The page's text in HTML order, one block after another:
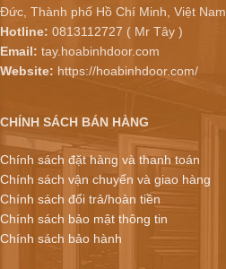
Đức, Thành phố Hồ Chí Minh, Việt Nam
Hotline: 0813112727 ( Mr Tây )
Email: tay.hoabinhdoor.com
Website: https://hoabinhdoor.com/
CHÍNH SÁCH BÁN HÀNG
Chính sách đặt hàng và thanh toán
Chính sách vận chuyển và giao hàng
Chính sách đổi trả/hoàn tiền
Chính sách bảo mật thông tin
Chính sách bảo hành